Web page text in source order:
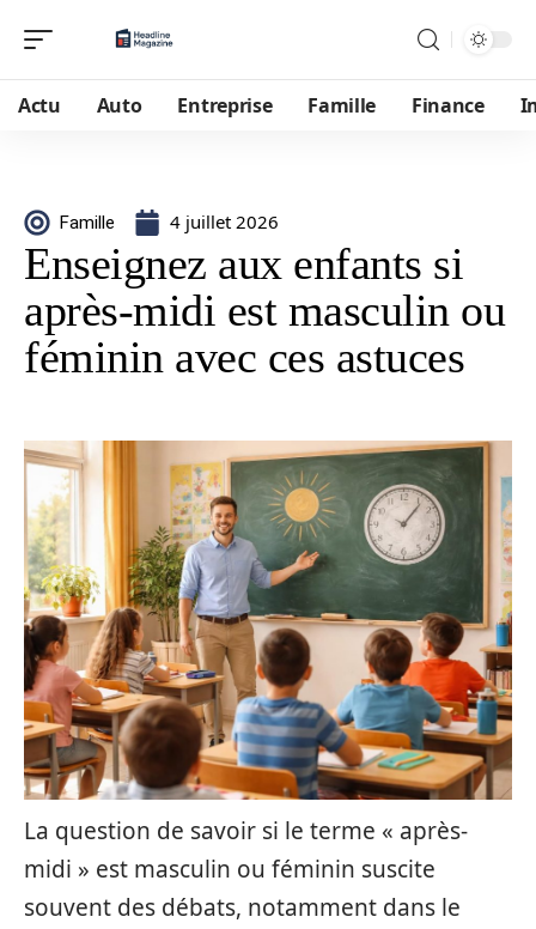
Actu Auto Entreprise Famille Finance
Famille 4 juillet 2026
Enseignez aux enfants si
après-midi est masculin ou
féminin avec ces astuces
La question de savoir si le terme « après-
midi » est masculin ou féminin suscite
souvent des débats, notamment dans le